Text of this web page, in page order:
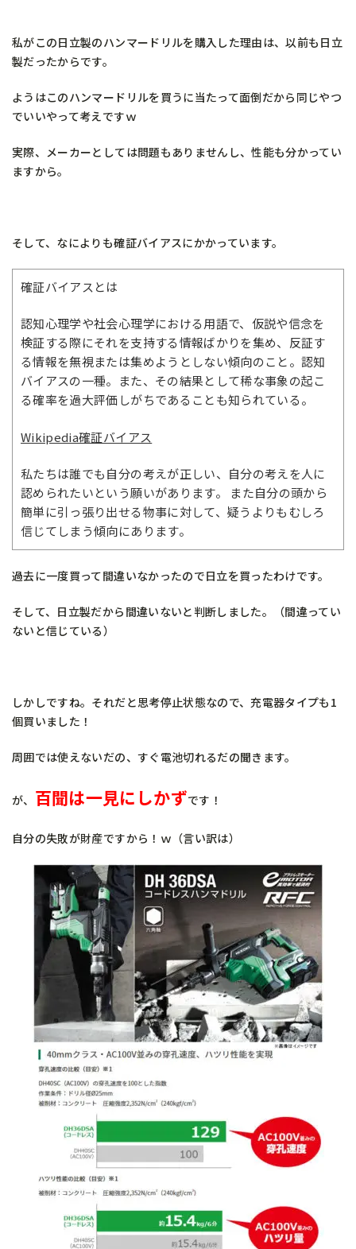
私がこの日立製のハンマードリルを購入した理由は、以前も日立
製だったからです。
ようはこのハンマードリルを買うに当たって面倒だから同じやつ
でいいやって考えですｗ
実際、メーカーとしては問題もありませんし、性能も分かってい
ますから。
そして、なによりも確証バイアスにかかっています。
確証バイアスとは
認知心理学や社会心理学における用語で、仮説や信念を
検証する際にそれを支持する情報ばかりを集め、反証す
る情報を無視または集めようとしない傾向のこと。認知
バイアスの一種。また、その結果として稀な事象の起こ
る確率を過大評価しがちであることも知られている。
Wikipedia確証バイアス
私たちは誰でも自分の考えが正しい、自分の考えを人に
認められたいという願いがあります。 また自分の頭から
簡単に引っ張り出せる物事に対して、疑うよりもむしろ
信じてしまう傾向にあります。
過去に一度買って間違いなかったので日立を買ったわけです。
そして、日立製だから間違いないと判断しました。（間違ってい
ないと信じている）
しかしですね。それだと思考停止状態なので、充電器タイプも1
個買いました！
周囲では使えないだの、すぐ電池切れるだの聞きます。
が、 百聞は一見にしかずです！
自分の失敗が財産ですから！ｗ（言い訳は）